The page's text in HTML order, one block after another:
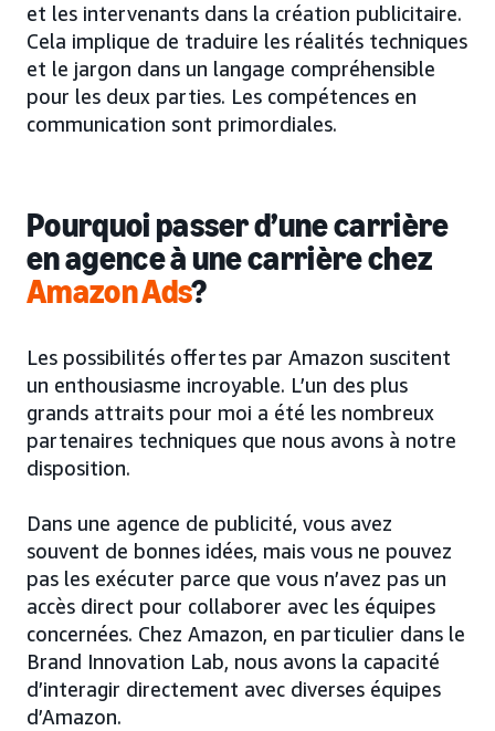
et les intervenants dans la création publicitaire.
Cela implique de traduire les réalités techniques
et le jargon dans un langage compréhensible
pour les deux parties. Les compétences en
communication sont primordiales.
Pourquoi passer d’une carrière
en agence à une carrière chez
Amazon Ads?
Les possibilités offertes par Amazon suscitent
un enthousiasme incroyable. L’un des plus
grands attraits pour moi a été les nombreux
partenaires techniques que nous avons à notre
disposition.
Dans une agence de publicité, vous avez
souvent de bonnes idées, mais vous ne pouvez
pas les exécuter parce que vous n’avez pas un
accès direct pour collaborer avec les équipes
concernées. Chez Amazon, en particulier dans le
Brand Innovation Lab, nous avons la capacité
d’interagir directement avec diverses équipes
d’Amazon.